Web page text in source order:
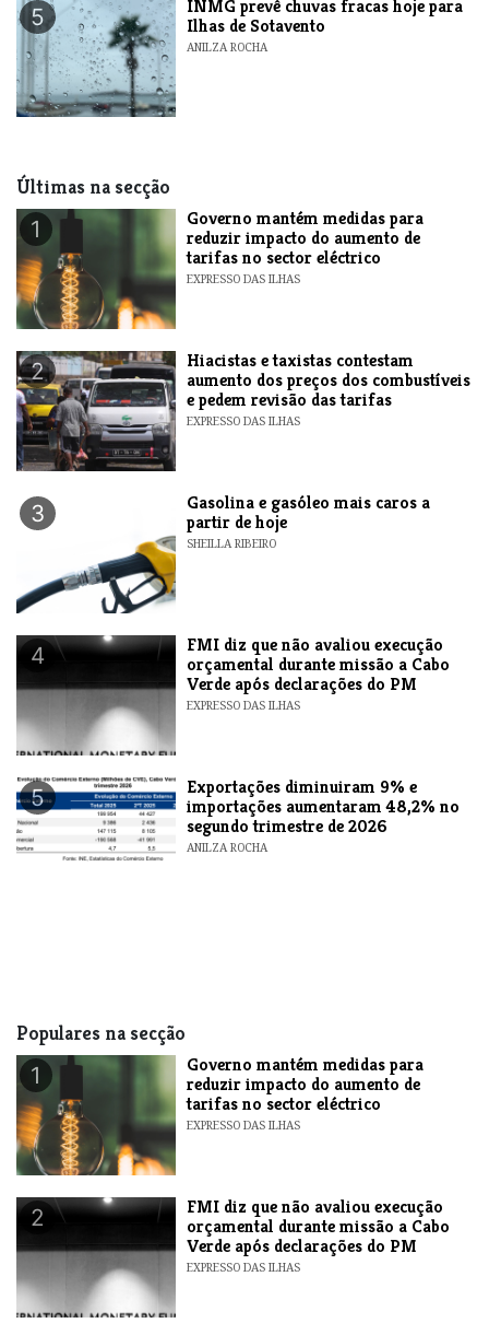
5
INMG prevê chuvas fracas hoje para
Ilhas de Sotavento
ANILZA ROCHA
Últimas na secção
1
Governo mantém medidas para
reduzir impacto do aumento de
tarifas no sector eléctrico
EXPRESSO DAS ILHAS
2
Hiacistas e taxistas contestam
aumento dos preços dos combustíveis
e pedem revisão das tarifas
EXPRESSO DAS ILHAS
3
Gasolina e gasóleo mais caros a
partir de hoje
SHEILLA RIBEIRO
4
FMI diz que não avaliou execução
orçamental durante missão a Cabo
Verde após declarações do PM
EXPRESSO DAS ILHAS
5
Exportações diminuiram 9% e
importações aumentaram 48,2% no
segundo trimestre de 2026
ANILZA ROCHA
Populares na secção
1
Governo mantém medidas para
reduzir impacto do aumento de
tarifas no sector eléctrico
EXPRESSO DAS ILHAS
2
FMI diz que não avaliou execução
orçamental durante missão a Cabo
Verde após declarações do PM
EXPRESSO DAS ILHAS